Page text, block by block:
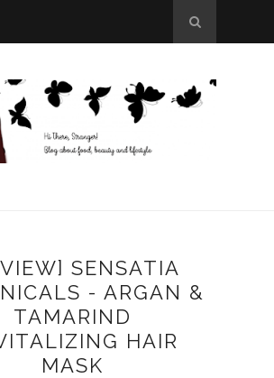
SENSATIA
- ARGAN &
TAMARIND
HAIR
MASK